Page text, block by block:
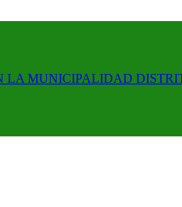
LA MUNICIPALIDAD